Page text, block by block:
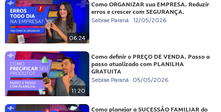
06:24
Como ORGANIZAR sua EMPRESA. Reduzir
erros e crescer com SEGURANÇA.
Sebrae Paraná 12/05/2026
11:20
Como definir o PREÇO DE VENDA. Passo a
passo atualizado com PLANILHA
GRATUITA
Sebrae Paraná 05/05/2026
Como planejar a SUCESSÃO FAMILIAR do